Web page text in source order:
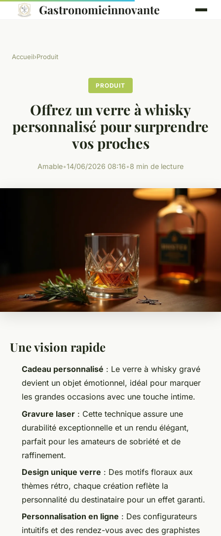
Gastronomieinnovante
Accueil›Produit
PRODUIT
Offrez un verre à whisky
personnalisé pour surprendre
vos proches
Amable•14/06/2026 08:16•8 min de lecture
Une vision rapide
Cadeau personnalisé : Le verre à whisky gravé
devient un objet émotionnel, idéal pour marquer
les grandes occasions avec une touche intime.
Gravure laser : Cette technique assure une
durabilité exceptionnelle et un rendu élégant,
parfait pour les amateurs de sobriété et de
raffinement.
Design unique verre : Des motifs floraux aux
thèmes rétro, chaque création reflète la
personnalité du destinataire pour un effet garanti.
Personnalisation en ligne : Des configurateurs
intuitifs et des rendez-vous avec des graphistes